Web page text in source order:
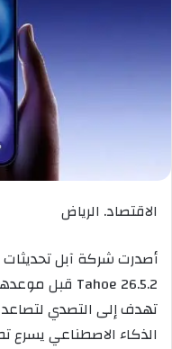
الاقتصاد. الرياض
تهدف إلى التصدي لتصاعد
الذكاء الاصطناعي يسرع